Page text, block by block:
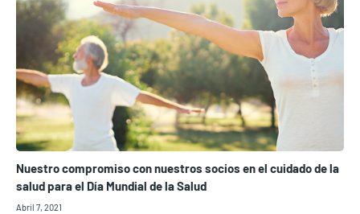
Nuestro compromiso con nuestros socios en el cuidado de la
salud para el Día Mundial de la Salud
Abril 7, 2021